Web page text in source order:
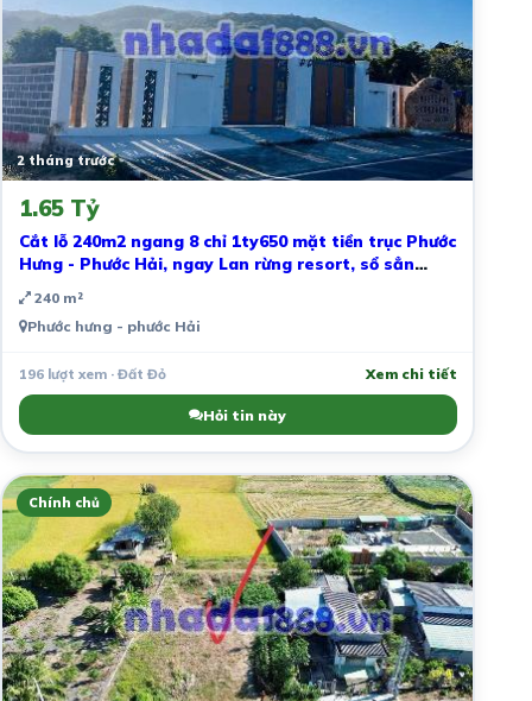
2 tháng trước
1.65 Tỷ
Cắt lỗ 240m2 ngang 8 chỉ 1ty650 mặt tiền trục Phước
Hưng - Phước Hải, ngay Lan rừng resort, sổ sẳn
240 m²
Phước hưng - phước Hải
196 lượt xem · Đất Đỏ Xem chi tiết
Hỏi tin này
Chính chủ